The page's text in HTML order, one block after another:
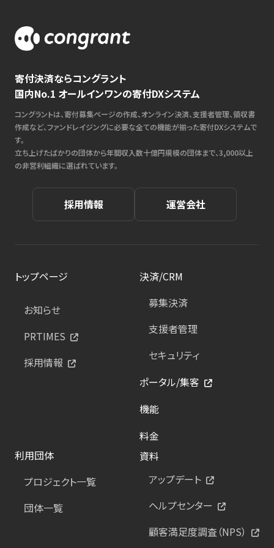
寄付決済ならコングラント
国内No.1 オールインワンの寄付DXシステム
コングラントは、寄付募集ページの作成、オンライン決済、支援者管理、領収書
作成など、ファンドレイジングに必要な全ての機能が揃った寄付DXシステムで
す。
立ち上げたばかりの団体から年間収入数十億円規模の団体まで、3,000以上
の非営利組織に選ばれています。
採用情報 運営会社
トップページ
お知らせ
PRTIMES
採用情報
決済/CRM
募集決済
支援者管理
セキュリティ
ポータル/集客
機能
料金
利用団体
プロジェクト一覧
団体一覧
資料
アップデート
ヘルプセンター
顧客満足度調査（NPS）